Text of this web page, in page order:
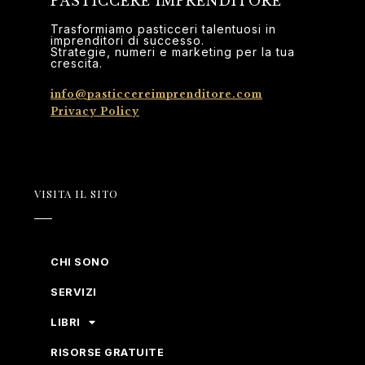
Trasformiamo pasticceri talentuosi in
imprenditori di successo.
Strategie, numeri e marketing per la tua
crescita.
info@pasticcereimprenditore.com
Privacy Policy
VISITA IL SITO
CHI SONO
SERVIZI
LIBRI
RISORSE GRATUITE